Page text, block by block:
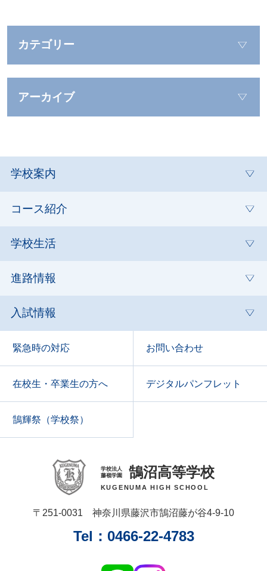
カテゴリー
アーカイブ
学校案内
コース紹介
学校生活
進路情報
入試情報
緊急時の対応 お問い合わせ
在校生・卒業生の方へ デジタルパンフレット
鵠輝祭（学校祭）
学校法人
藤嶺学園
鵠沼高等学校
KUGENUMA HIGH SCHOOL
〒251‑0031 神奈川県藤沢市鵠沼藤が谷4‑9‑10
Tel：0466‑22‑4783